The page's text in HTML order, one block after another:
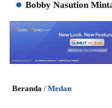
Nasution Minta
Beranda / Medan